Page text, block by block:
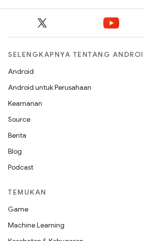
SELENGKAPNYA TENTANG
Android
Android untuk Perusahaan
Keamanan
Source
Berita
Blog
Podcast
TEMUKAN
Game
Machine Learning